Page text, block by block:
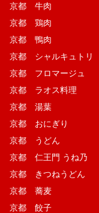
京都 牛肉
京都 鶏肉
京都 鴨肉
京都 シャルキュトリ
京都 フロマージュ
京都 ラオス料理
京都 湯葉
京都 おにぎり
京都 うどん
京都 仁王門 うね乃
京都 きつねうどん
京都 蕎麦
京都 餃子